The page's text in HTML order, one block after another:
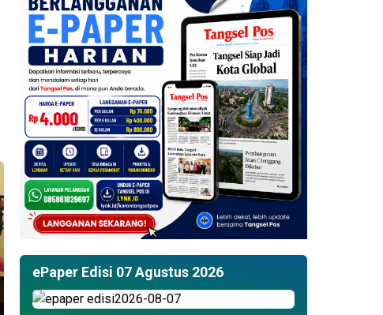
ePaper Edisi 07 Agustus 2026